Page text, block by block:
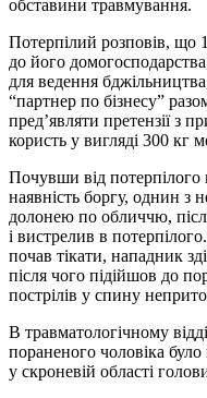
обставини травмування.
Потерпілий розповів, що
до його
для ведення
“партнер по бізнесу”
пред’являти претензії з
користь у вигляді 300 кг
Почувши від потерпілого
наявність боргу, однин з
долонею по обличчю,
і вистрелив в
почав тікати, нападник
після чого підійшов до
пострілів у спину
В травматологічному
пораненого чоловіка
у скроневій області